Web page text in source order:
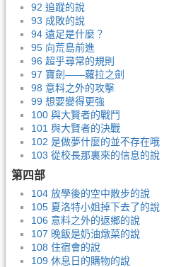
92 追蹤的說
93 成敗的說
94 遠足是什麼？
95 向荒島前進
96 超乎尋常的規則
97 寶劍——蘿拉之劍
98 意料之外的攻擊
99 想要變得更強
100 與大賢者的戰鬥
101 與大賢者的決戰
102 是做夢什麼的並不存在哦
103 從校長那裏來的信息的說
第四部
104 放學後的空中散步的說
105 夏洛特小姐掉下去了的說
106 意料之外的返鄉的說
107 晚飯是奶油燉菜的說
108 住宿會的說
109 休息日的購物的說